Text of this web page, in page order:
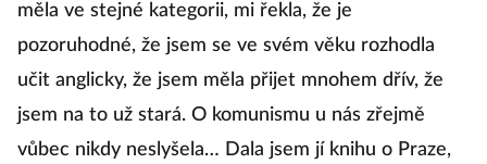
měla ve stejné kategorii, mi řekla, že je
pozoruhodné, že jsem se ve svém věku rozhodla
učit anglicky, že jsem měla přijet mnohem dřív, že
jsem na to už stará. O komunismu u nás zřejmě
vůbec nikdy neslyšela… Dala jsem jí knihu o Praze,